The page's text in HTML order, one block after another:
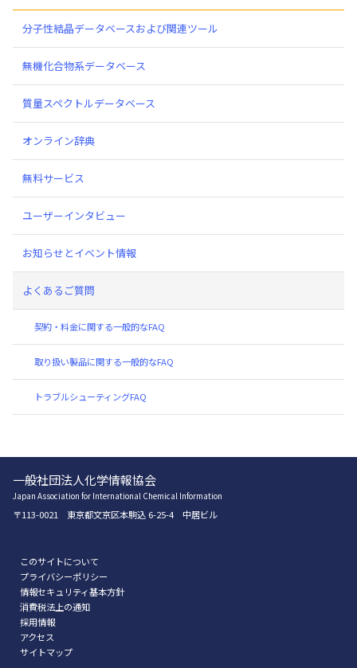
分子性結晶データベースおよび関連ツール
無機化合物系データベース
質量スペクトルデータベース
オンライン辞典
無料サービス
ユーザーインタビュー
お知らせとイベント情報
よくあるご質問
契約・料金に関する一般的なFAQ
取り扱い製品に関する一般的なFAQ
トラブルシューティングFAQ
一般社団法人化学情報協会
Japan Association for International Chemical Information
〒113-0021 東京都文京区本駒込 6-25-4 中居ビル
このサイトについて
プライバシーポリシー
情報セキュリティ基本方針
消費税法上の通知
採用情報
アクセス
サイトマップ